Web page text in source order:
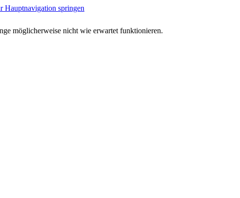
Hauptnavigation springen
möglicherweise nicht wie erwartet funktionieren.